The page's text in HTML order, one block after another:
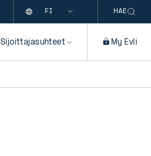
HAE
Sijoittajasuhteet My Evli